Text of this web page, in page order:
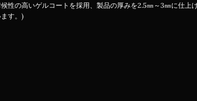
性の高いゲルコートを採用、製品の厚みを2.5㎜～3㎜に仕
す。)